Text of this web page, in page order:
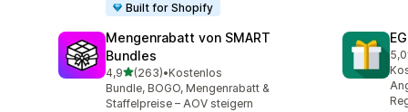
Built for Shopify
Mengenrabatt von SMART
Bundles
4,9von 5 Sternen
(263)
263 Rezensionen insgesamt
•Kostenlos
Bundle, BOGO, Mengenrabatt &
Staffelpreise – AOV steigern
5,0